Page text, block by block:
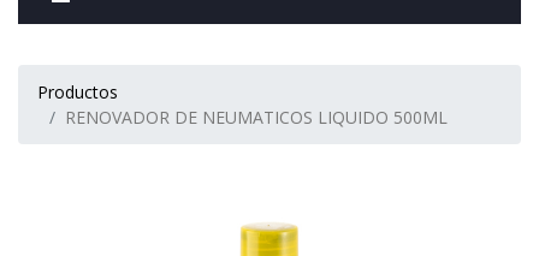
Productos
RENOVADOR DE NEUMATICOS LIQUIDO 500ML